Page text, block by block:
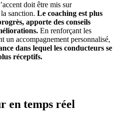
doit être mis sur
sanction. Le coaching est plus
apporte des conseils
En renforçant les
un accompagnement personnalisé,
dans lequel les conducteurs se
réceptifs.
en temps réel